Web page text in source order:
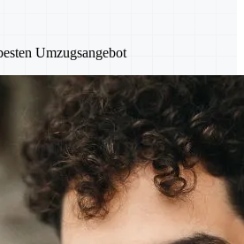
Umzugsangebot